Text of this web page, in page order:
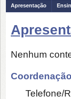
Apresentação
Nenhum
Telefone/